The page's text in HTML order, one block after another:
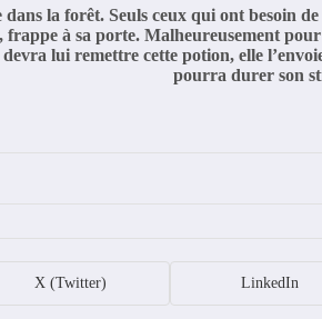
la forêt. Seuls ceux qui ont besoin
frappe à sa porte. Malheureusement
lui remettre cette potion, elle
pourra durer son
X (Twitter) LinkedIn